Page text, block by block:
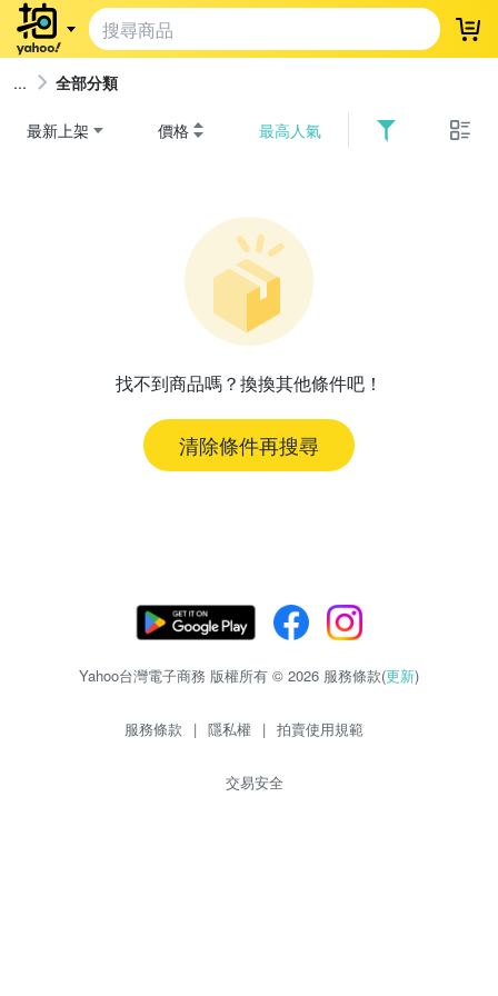
登
全部分類
最新上架 價格 最高人氣
找不到商品嗎？換換其他條件吧！
清除條件再搜尋
Yahoo台灣電子商務 版權所有 © 2026 服務條款(更新)
服務條款 | 隱私權 | 拍賣使用規範
交易安全